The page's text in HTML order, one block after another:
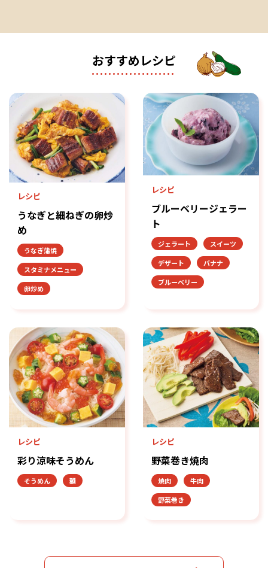
おすすめレシピ
レシピ
うなぎと細ねぎの卵炒
め
うなぎ蒲焼
スタミナメニュー
卵炒め
レシピ
ブルーベリージェラー
ト
ジェラート
スイーツ
デザート
バナナ
ブルーベリー
レシピ
彩り涼味そうめん
そうめん 麺
レシピ
野菜巻き焼肉
焼肉
牛肉
野菜巻き